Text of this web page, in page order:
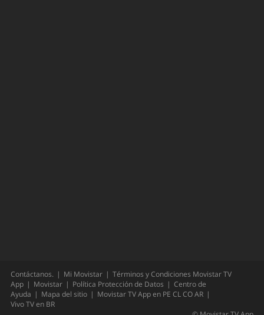
Contáctanos. Mi Movistar
Términos y Condiciones Movistar TV
App
Movistar Política Protección de Datos
Centro de
Ayuda
Mapa del sitio Movistar TV App en PE CLCOAR
Vivo TV en BR